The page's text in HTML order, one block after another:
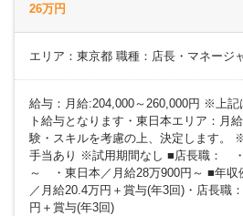
26万円
エリア：東京都 職種：店長・マネージ
給与：月給:204,000～260,000円 ※上記
ト給与となります・東日本エリア：月
験・スキルを考慮の上、決定します。
手当あり ※試用期間なし ■店長職：
～ ・東日本／月給28万900円～ ■年収
／月給20.4万円＋賞与(年3回)・店長職
円＋賞与(年3回)